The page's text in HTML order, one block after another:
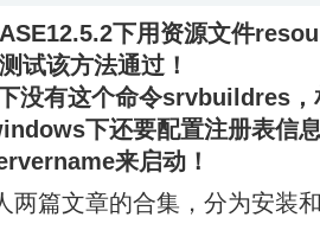
下用资源文件
试该方法通过！
没有这个命令srvbuildres，
下还要配置注册表信
来启动！
两篇文章的合集，分为安装